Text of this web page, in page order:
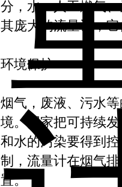
分，水、人工燃气
其庞大的流量计，
环境保护
烟气，废液、污水
境。国家把可持续
和水的污染要得到
制，流量计在烟气
置。